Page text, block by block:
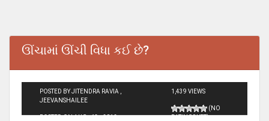
ઊંચામાં ઊંચી વિધા કઈ છે?
POSTED BY JITENDRA RAVIA ,
JEEVANSHAILEE
POSTED ON AUG - 13 - 2012
1,439 VIEWS
(NO
RATINGS YET)